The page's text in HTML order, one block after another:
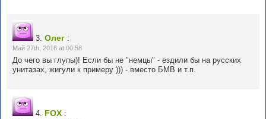
3. Олег :
Май 27th, 2016 at 00:58
До чего вы глупы)! Если бы не "немцы" - ездили бы на русских
унитазах, жигули к примеру ))) - вместо БМВ и т.п.
4. FOX :